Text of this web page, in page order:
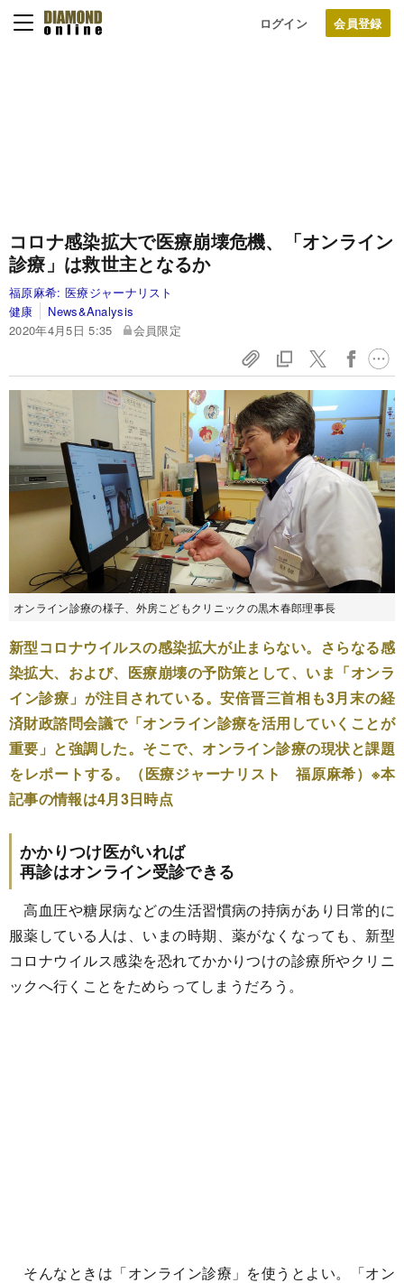
ログイン
コロナ感染拡大で医療崩壊危機、「オンライン
診療」は救世主となるか
福原麻希: 医療ジャーナリスト
健康
News&Analysis
2020年4月5日 5:35
会員限定
オンライン診療の様子、外房こどもクリニックの黒木春郎理事長
新型コロナウイルスの感染拡大が止まらない。さらなる感
染拡大、および、医療崩壊の予防策として、いま「オンラ
イン診療」が注目されている。安倍晋三首相も3月末の経
済財政諮問会議で「オンライン診療を活用していくことが
重要」と強調した。そこで、オンライン診療の現状と課題
をレポートする。（医療ジャーナリスト 福原麻希）※本
記事の情報は4月3日時点
かかりつけ医がいれば
再診はオンライン受診できる
高血圧や糖尿病などの生活習慣病の持病があり日常的に
服薬している人は、いまの時期、薬がなくなっても、新型
コロナウイルス感染を恐れてかかりつけの診療所やクリニ
ックへ行くことをためらってしまうだろう。
そんなときは「オンライン診療」を使うとよい。「オン